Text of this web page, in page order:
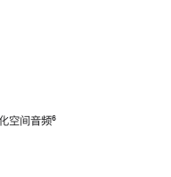
空间音频脚
⁶